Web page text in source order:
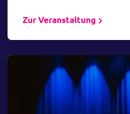
Zur Veranstaltung